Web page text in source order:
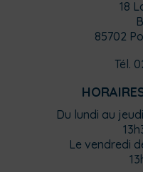
18
85702
Tél.
Du lundi au
Le vendredi